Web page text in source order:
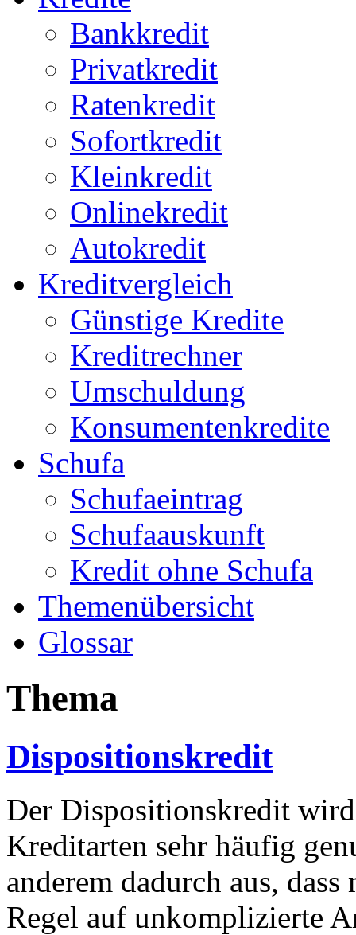
Bankkredit
Privatkredit
Ratenkredit
Sofortkredit
Kleinkredit
Onlinekredit
Autokredit
Kreditvergleich
Günstige Kredite
Kreditrechner
Umschuldung
Konsumentenkredite
Schufa
Schufaeintrag
Schufaauskunft
Kredit ohne Schufa
Themenübersicht
Glossar
Thema
Dispositionskredit
Der Dispositionskredit
Kreditarten sehr häufig
anderem dadurch aus,
Regel auf unkomplizierte